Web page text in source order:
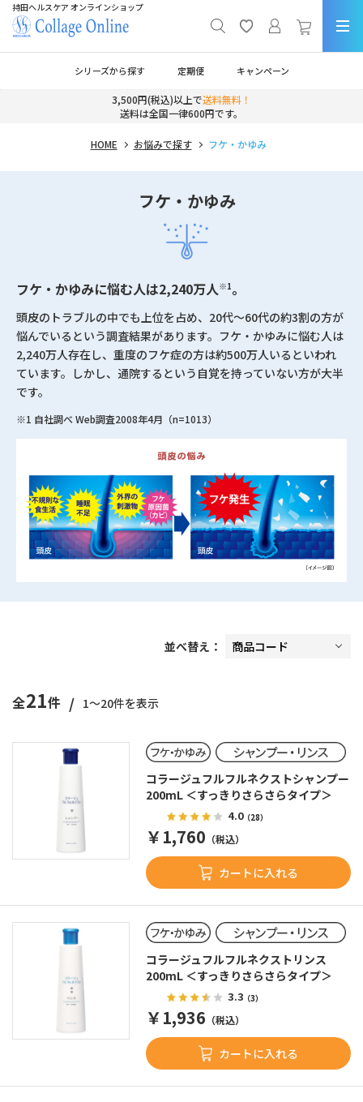
持田ヘルスケア オンラインショップ
シリーズから探す 定期便 キャンペーン
3,500円(税込)以上で送料無料！
送料は全国一律600円です。
HOME お悩みで探す フケ・かゆみ
フケ・かゆみ
フケ・かゆみに悩む人は2,240万人※1。
頭皮のトラブルの中でも上位を占め、20代～60代の約3割の方が
悩んでいるという調査結果があります。フケ・かゆみに悩む人は
2,240万人存在し、重度のフケ症の方は約500万人いるといわれ
ています。しかし、通院するという自覚を持っていない方が大半
です。
※1 自社調べ Web調査2008年4月（n=1013）
並べ替え：
全21件 / 1～20件を表示
コラージュフルフルネクストシャンプー
200mL ＜すっきりさらさらタイプ＞
4.0（28）
￥1,760 （税込）
カートに入れる
コラージュフルフルネクストリンス
200mL ＜すっきりさらさらタイプ＞
3.3（3）
￥1,936 （税込）
カートに入れる